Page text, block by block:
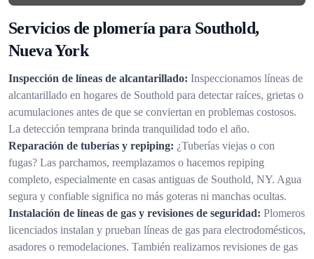
Servicios de plomería para Southold,
Nueva York
Inspección de líneas de alcantarillado: Inspeccionamos líneas de
alcantarillado en hogares de Southold para detectar raíces, grietas o
acumulaciones antes de que se conviertan en problemas costosos.
La detección temprana brinda tranquilidad todo el año.
Reparación de tuberías y repiping: ¿Tuberías viejas o con
fugas? Las parchamos, reemplazamos o hacemos repiping
completo, especialmente en casas antiguas de Southold, NY. Agua
segura y confiable significa no más goteras ni manchas ocultas.
Instalación de líneas de gas y revisiones de seguridad: Plomeros
licenciados instalan y prueban líneas de gas para electrodomésticos,
asadores o remodelaciones. También realizamos revisiones de gas